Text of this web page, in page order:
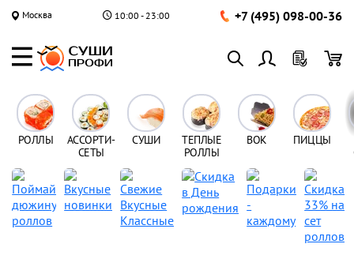
Москва 10:00 - 23:00 +7 (495) 098-00-36
РОЛЛЫ
АССОРТИ-
СЕТЫ
СУШИ
ТЕПЛЫЕ
РОЛЛЫ
ВОК ПИЦЦЫ